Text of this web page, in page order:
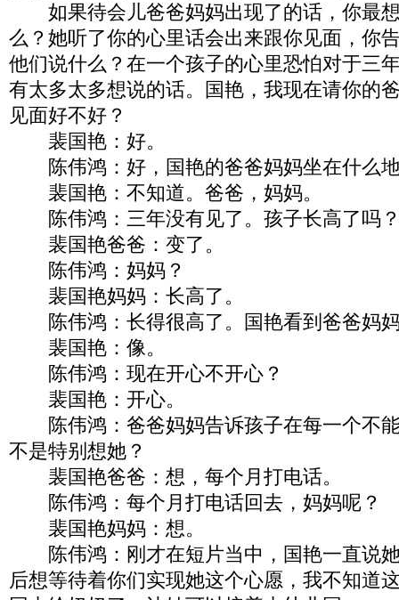
如果待会儿爸爸妈妈出现了的话，你最
么？她听了你的心里话会出来跟你见面，你
他们说什么？在一个孩子的心里恐怕对于三
有太多太多想说的话。国艳，我现在请你的
见面好不好？
裴国艳：好。
陈伟鸿：好，国艳的爸爸妈妈坐在什么
裴国艳：不知道。爸爸，妈妈。
陈伟鸿：三年没有见了。孩子长高了吗
裴国艳爸爸：变了。
陈伟鸿：妈妈？
裴国艳妈妈：长高了。
陈伟鸿：长得很高了。国艳看到爸爸妈
裴国艳：像。
陈伟鸿：现在开心不开心？
裴国艳：开心。
陈伟鸿：爸爸妈妈告诉孩子在每一个不
不是特别想她？
裴国艳爸爸：想，每个月打电话。
陈伟鸿：每个月打电话回去，妈妈呢？
裴国艳妈妈：想。
陈伟鸿：刚才在短片当中，国艳一直说
后想等待着你们实现她这个心愿，我不知道